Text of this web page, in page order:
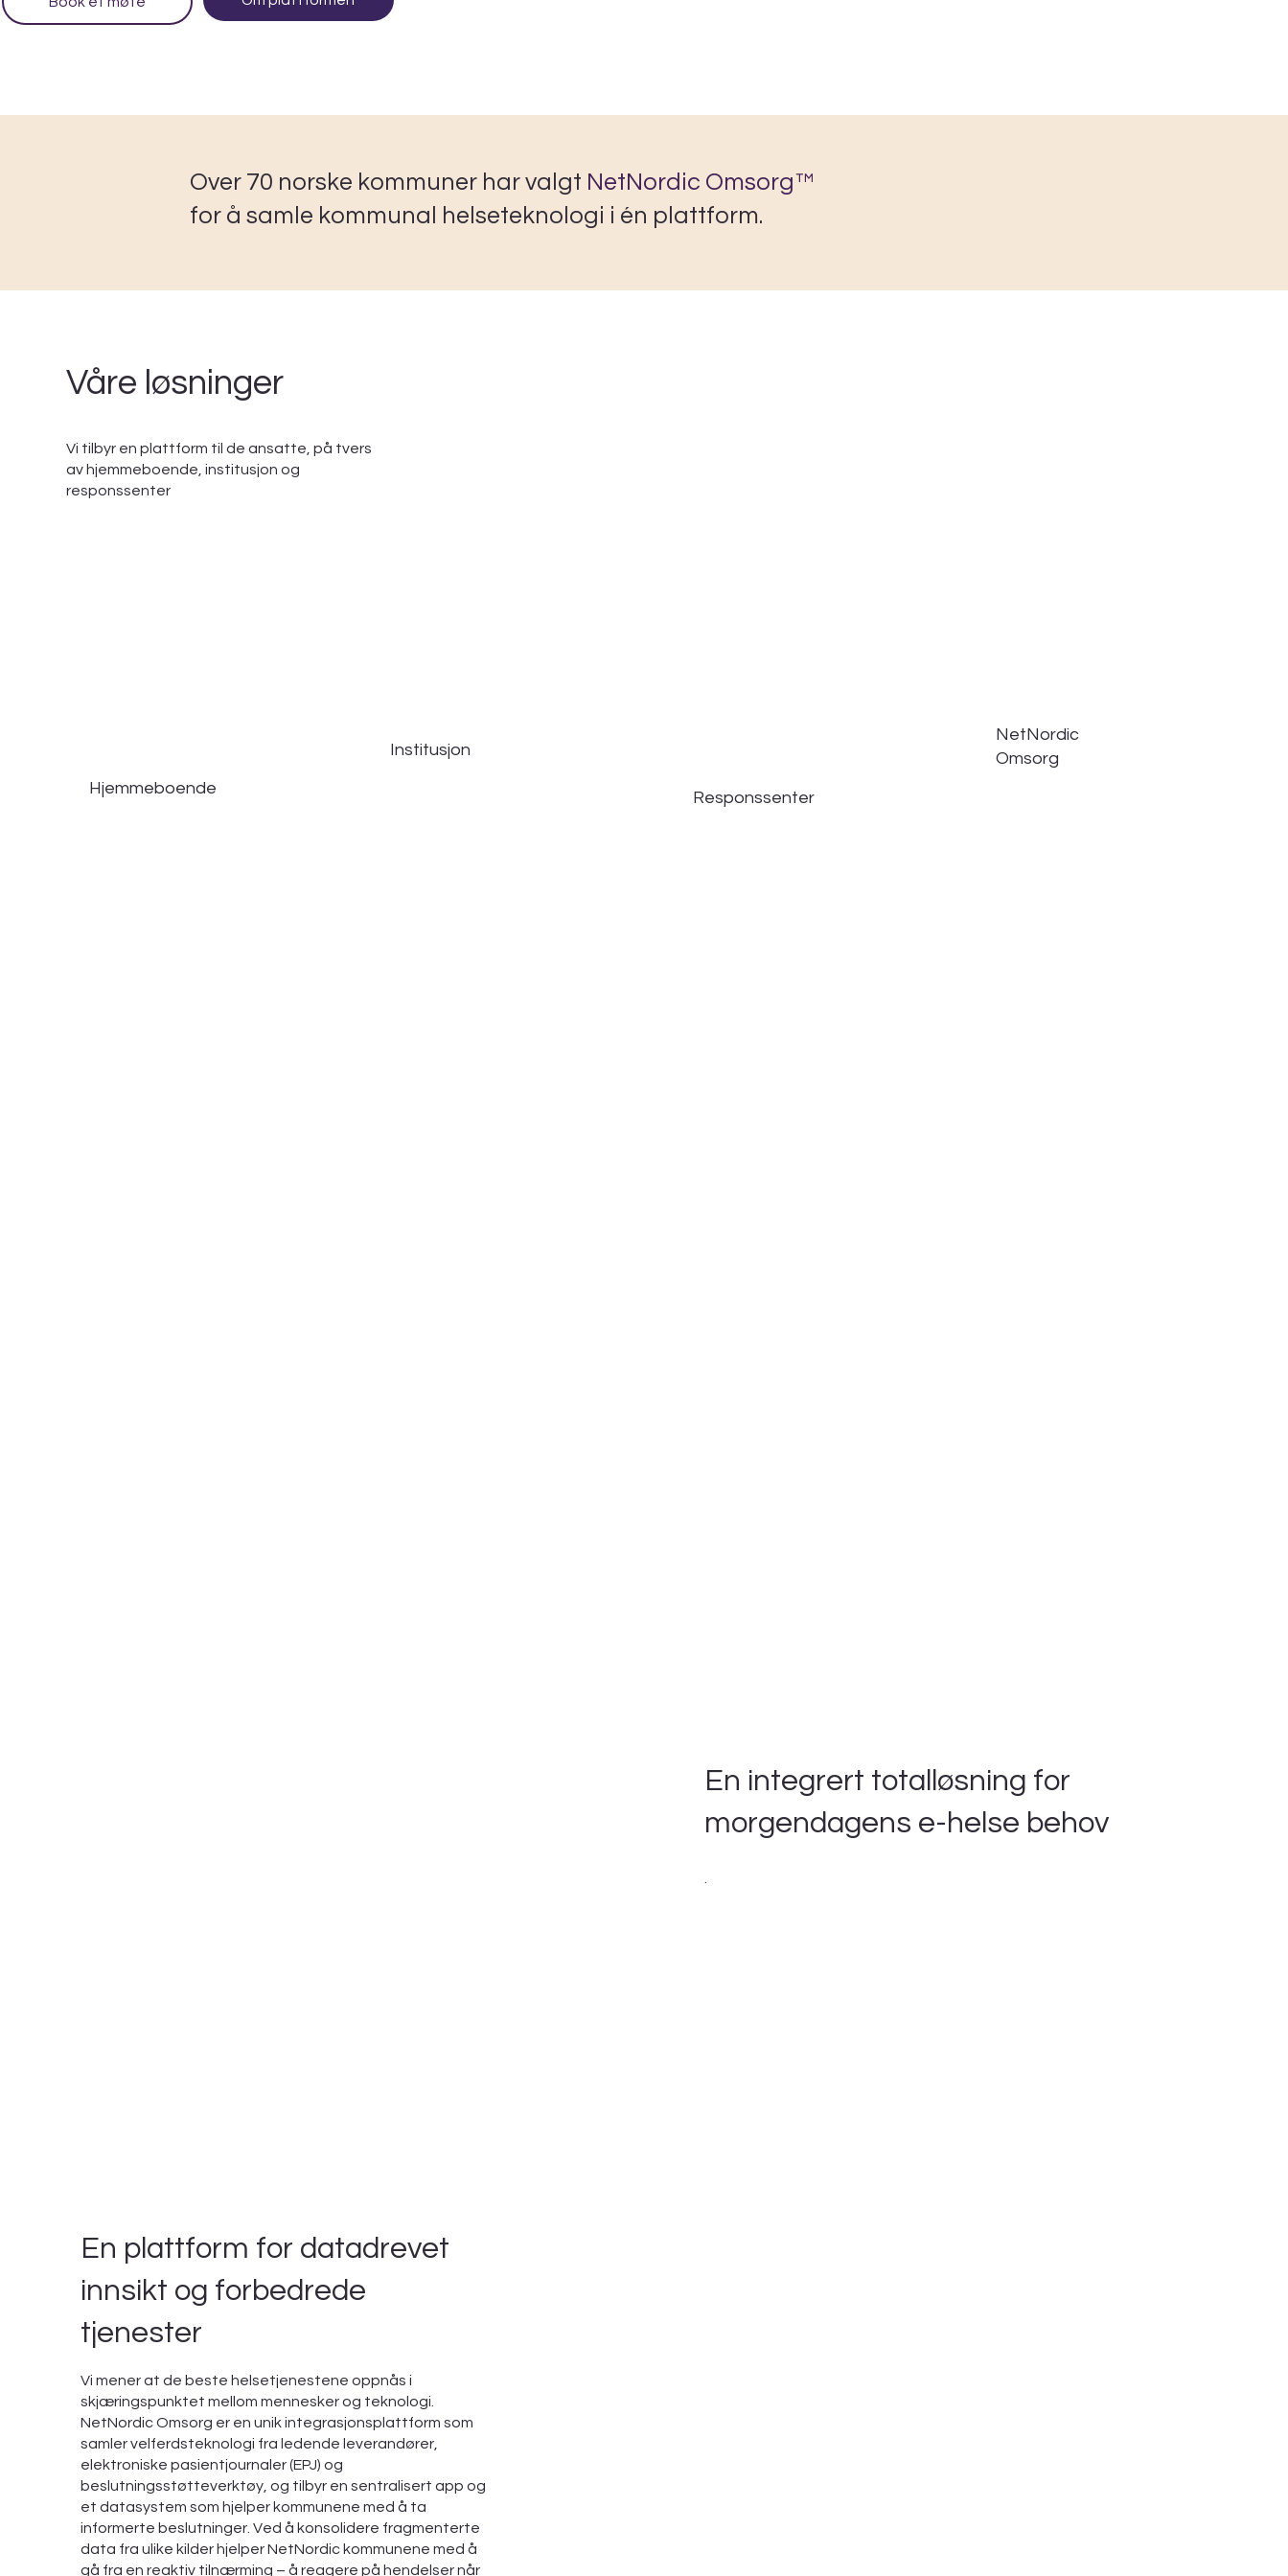
Over 70 norske kommuner har valgt NetNordic Omsorg™
for å samle kommunal helseteknologi i én plattform.
Vi tilbyr en plattform til de ansatte, på tvers
av hjemmeboende, institusjon og
responssenter
Våre løsninger
Hjemmeboende
Institusjon
Responssenter
NetNordic
Omsorg
En integrert totalløsning for
morgendagens e-helse behov
.
En plattform for datadrevet
innsikt og forbedrede
tjenester
Vi mener at de beste helsetjenestene oppnås i
skjæringspunktet mellom mennesker og teknologi.
NetNordic Omsorg er en unik integrasjonsplattform som
samler velferdsteknologi fra ledende leverandører,
elektroniske pasientjournaler (EPJ) og
beslutningsstøtteverktøy, og tilbyr en sentralisert app og
et datasystem som hjelper kommunene med å ta
informerte beslutninger. Ved å konsolidere fragmenterte
data fra ulike kilder hjelper NetNordic kommunene med å
gå fra en reaktiv tilnærming – å reagere på hendelser når